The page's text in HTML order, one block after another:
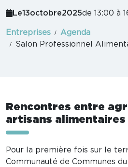
Le13octobre2025de 13:00 à
Entreprises
Agenda
Salon Professionnel
Rencontres entre
artisans
Pour la première fois sur le
Communauté de Communes